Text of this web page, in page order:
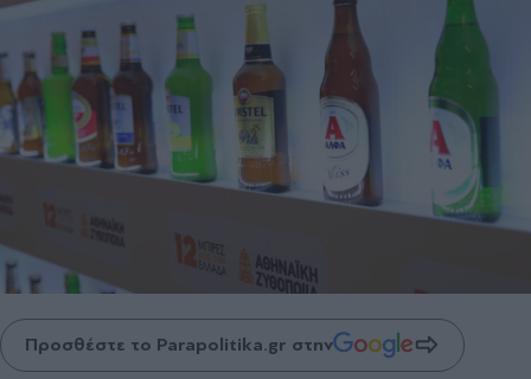
Προσθέστε το Parapolitika.gr στην